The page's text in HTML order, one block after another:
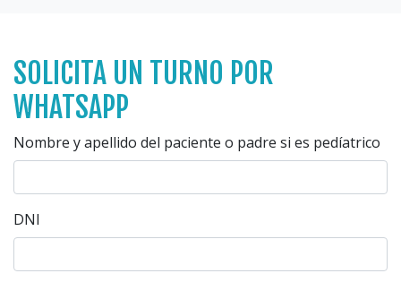
SOLICITA UN TURNO POR
WHATSAPP
Nombre y apellido del paciente o padre si es pedíatrico
DNI